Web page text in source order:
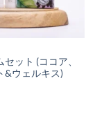
セット (ココア、
&ウェルキス)